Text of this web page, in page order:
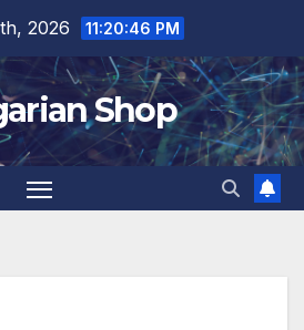
2026 11:20:47 PM
Shop